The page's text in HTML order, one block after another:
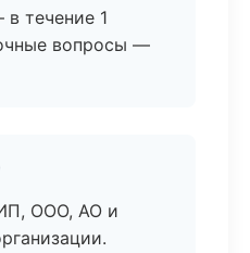
течение 1
вопросы —
ООО, АО и